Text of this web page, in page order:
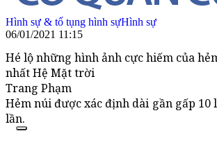
Hình sự & tố tụng hình sựHình sự
06/01/2021 11:15
Hé lộ những hình ảnh cực hiếm của
nhất Hệ Mặt trời
Trang Phạm
Hẻm núi được xác định dài gần gấp 10
lần.